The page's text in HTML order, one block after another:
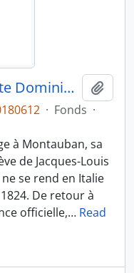
Directorat de Jean Auguste Dominique Ingres (1835-1840)
· Fonds ·
à Montauban, sa
de Jacques-Louis
se rend en Italie
De retour à
officielle,… Read